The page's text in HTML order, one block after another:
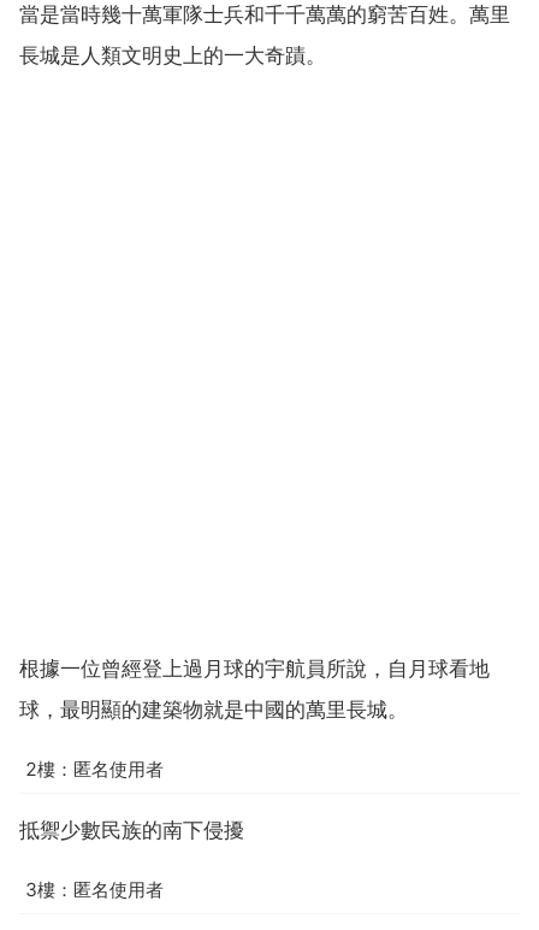
當是當時幾十萬軍隊士兵和千千萬萬的窮苦百姓。萬里
長城是人類文明史上的一大奇蹟。
根據一位曾經登上過月球的宇航員所說，自月球看地
球，最明顯的建築物就是中國的萬里長城。
2樓：匿名使用者
抵禦少數民族的南下侵擾
3樓：匿名使用者